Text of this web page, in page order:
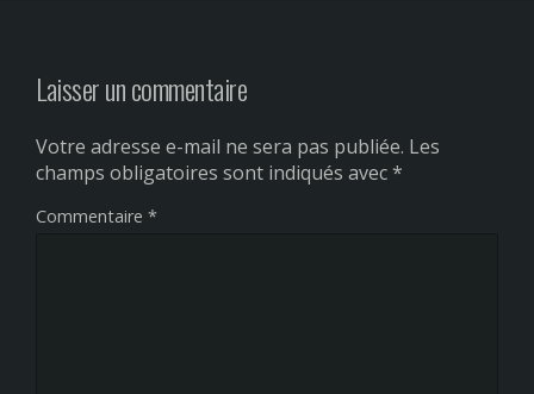
Laisser un commentaire
Votre adresse e-mail ne sera pas publiée. Les
champs obligatoires sont indiqués avec*
Commentaire *